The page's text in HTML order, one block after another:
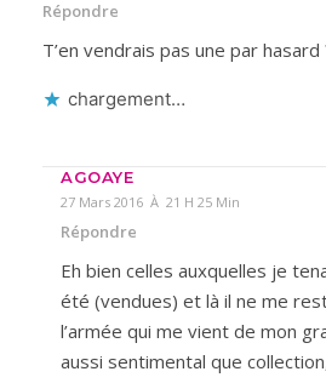
Répondre
T’en vendrais pas une par hasard
chargement…
AGOAYE
27 Mars 2016 À 21 H 25 Min
Répondre
Eh bien celles auxquelles je
été (vendues) et là il ne me
l’armée qui me vient de mon
aussi sentimental que